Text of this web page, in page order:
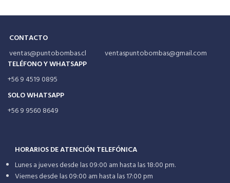
CONTACTO
ventas@puntobombas.cl ventaspuntobombas@gmail.com
TELÉFONO Y WHATSAPP
+56 9 4519 0895
SOLO WHATSAPP
+56 9 9560 8649
HORARIOS DE ATENCIÓN TELEFÓNICA
Lunes a jueves desde las 09:00 am hasta las 18:00 pm.
Viernes desde las 09:00 am hasta las 17:00 pm